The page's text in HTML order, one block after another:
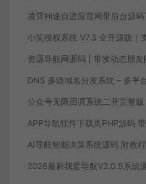
AI导航智能决策系统源码 附教程